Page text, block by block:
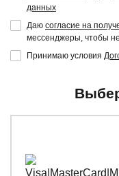
данных
Даю согласие на
мессенджеры, чтобы
Принимаю условия